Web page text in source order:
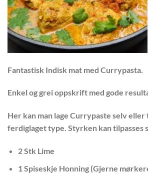
Fantastisk Indisk mat med Currypasta.
Enkel og grei oppskrift med gode
Her kan man lage Currypaste selv
ferdiglaget type. Styrken kan tilpasses
2 Stk Lime
1 Spiseskje Honning (Gjerne